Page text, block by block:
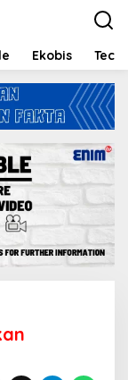
Ekobis